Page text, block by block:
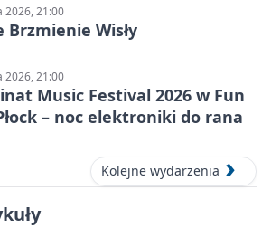
2026, 21:00
Brzmienie Wisły
2026, 21:00
Music Festival 2026 w Fun
– noc elektroniki do rana
Kolejne wydarzenia